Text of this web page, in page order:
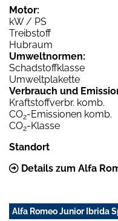
Motor:
kW / PS
Treibstoff
Hubraum
Umweltnormen:
Schadstoffklasse
Umweltplakette
Verbrauch und
Kraftstoffverbr. komb.
CO2-Emissionen komb.
CO2-Klasse
Standort
Details zum Alfa
Alfa Romeo Junior Ibrida